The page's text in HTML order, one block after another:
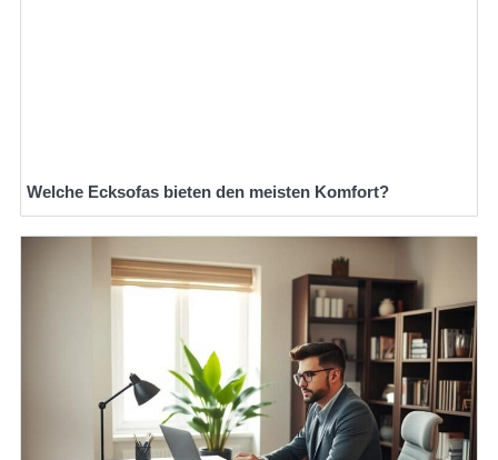
Welche Ecksofas bieten den meisten Komfort?